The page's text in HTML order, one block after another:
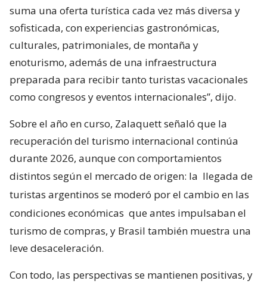
suma una oferta turística cada vez más diversa y
sofisticada, con experiencias gastronómicas,
culturales, patrimoniales, de montaña y
enoturismo, además de una infraestructura
preparada para recibir tanto turistas vacacionales
como congresos y eventos internacionales”, dijo.
Sobre el año en curso, Zalaquett señaló que la
recuperación del turismo internacional continúa
durante 2026, aunque con comportamientos
distintos según el mercado de origen: la llegada de
turistas argentinos se moderó por el cambio en las
condiciones económicas que antes impulsaban el
turismo de compras, y Brasil también muestra una
leve desaceleración.
Con todo, las perspectivas se mantienen positivas, y